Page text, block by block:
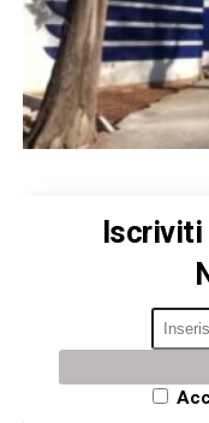
Iscriviti